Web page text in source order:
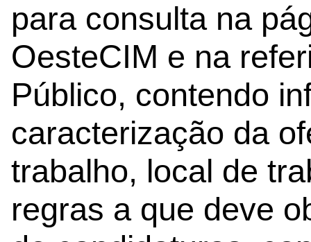
para consulta na
OesteCIM e na
Público, contendo
caracterização da
trabalho, local de
regras a que deve